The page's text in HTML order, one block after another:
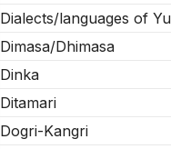
Dialects/languages of
Dimasa/Dhimasa
Dinka
Ditamari
Dogri-Kangri